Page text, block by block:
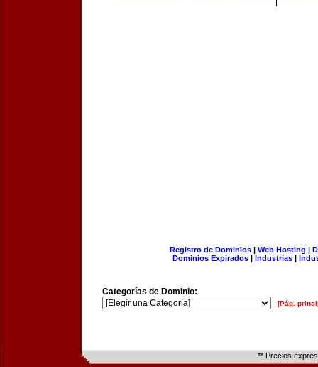
Registro de Dominios| Web Hosting |
Dominios Expirados | Industrias |
Categorías de Dominio:
[Pág.
** Precios